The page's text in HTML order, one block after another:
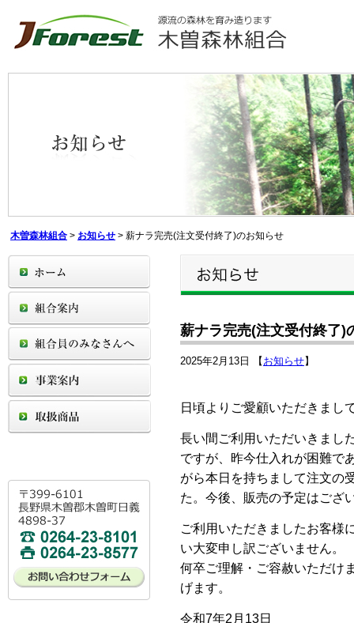
木曽森林組合 > お知らせ > 薪ナラ完売(注文受付終了)のお知らせ
薪ナラ完売(注文受付終了)
2025年2月13日 【 お知らせ】
日頃よりご愛顧いただきまし
長い間ご利用いただいきまし
ですが、昨今仕入れが困難で
がら本日を持ちまして注文の
た。今後、販売の予定はござ
ご利用いただきましたお客様
い大変申し訳ございません。
何卒ご理解・ご容赦いただけ
げます。
令和7年2月13日